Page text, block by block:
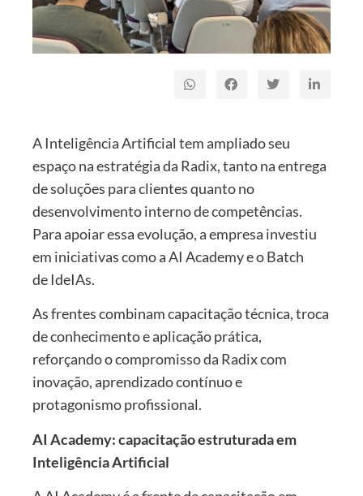
A Inteligência Artificial tem ampliado seu
espaço na estratégia da Radix, tanto na entrega
de soluções para clientes quanto no
desenvolvimento interno de competências.
Para apoiar essa evolução, a empresa investiu
em iniciativas como a AI Academy e o Batch
de IdeIAs.
As frentes combinam capacitação técnica, troca
de conhecimento e aplicação prática,
reforçando o compromisso da Radix com
inovação, aprendizado contínuo e
protagonismo profissional.
AI Academy: capacitação estruturada em
Inteligência Artificial